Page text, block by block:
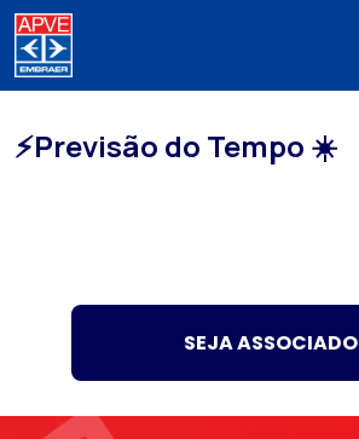
⚡Previsão do Tempo ☀️
SEJA ASSOCIADO